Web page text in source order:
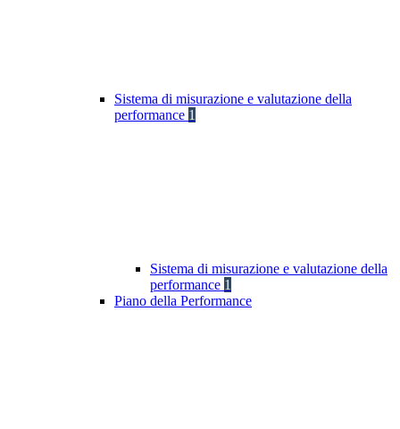
Sistema di misurazione e valutazione della
performance 1
Sistema di misurazione e valutazione della
performance 1
Piano della Performance